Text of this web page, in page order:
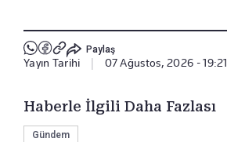
Paylaş
Yayın Tarihi 07 Ağustos, 2026 - 19:21
Haberle İlgili Daha Fazlası
Gündem